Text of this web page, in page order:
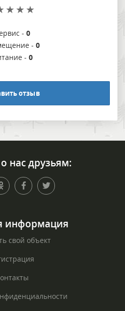
- 0
- 0
- 0
отзыв
нас друзьям:
информация
свой объект